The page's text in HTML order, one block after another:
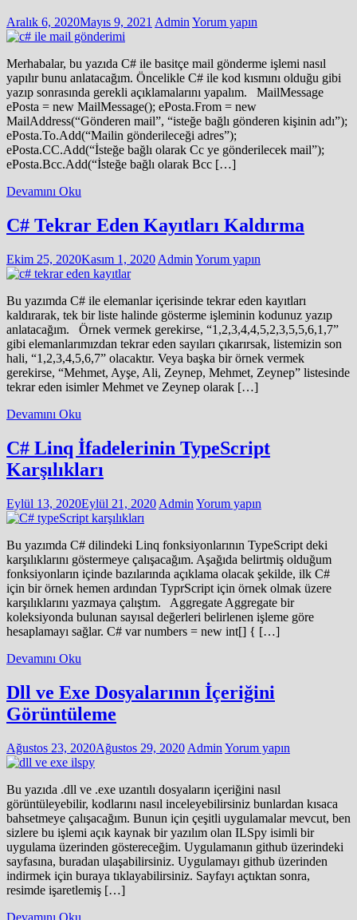
Aralık 6, 2020Mayıs 9, 2021 Admin Yorum yapın
Merhabalar, bu yazıda C# ile basitçe mail gönderme işlemi nasıl
yapılır bunu anlatacağım. Öncelikle C# ile kod kısmını olduğu gibi
yazıp sonrasında gerekli açıklamalarını yapalım. MailMessage
ePosta = new MailMessage(); ePosta.From = new
MailAddress(“Gönderen mail”, “isteğe bağlı gönderen kişinin adı”);
ePosta.To.Add(“Mailin gönderileceği adres”);
ePosta.CC.Add(“İsteğe bağlı olarak Cc ye gönderilecek mail”);
ePosta.Bcc.Add(“İsteğe bağlı olarak Bcc […]
Devamını Oku
C# Tekrar Eden Kayıtları Kaldırma
Ekim 25, 2020Kasım 1, 2020 Admin Yorum yapın
Bu yazımda C# ile elemanlar içerisinde tekrar eden kayıtları
kaldırarak, tek bir liste halinde gösterme işleminin kodunuz yazıp
anlatacağım. Örnek vermek gerekirse, “1,2,3,4,4,5,2,3,5,5,6,1,7”
gibi elemanlarımızdan tekrar eden sayıları çıkarırsak, listemizin son
hali, “1,2,3,4,5,6,7” olacaktır. Veya başka bir örnek vermek
gerekirse, “Mehmet, Ayşe, Ali, Zeynep, Mehmet, Zeynep” listesinde
tekrar eden isimler Mehmet ve Zeynep olarak […]
Devamını Oku
C# Linq İfadelerinin TypeScript
Karşılıkları
Eylül 13, 2020Eylül 21, 2020 Admin Yorum yapın
Bu yazımda C# dilindeki Linq fonksiyonlarının TypeScript deki
karşılıklarını göstermeye çalışacağım. Aşağıda belirtmiş olduğum
fonksiyonların içinde bazılarında açıklama olacak şekilde, ilk C#
için bir örnek hemen ardından TyprScript için örnek olmak üzere
karşılıklarını yazmaya çalıştım. Aggregate Aggregate bir
koleksiyonda bulunan sayısal değerleri belirlenen işleme göre
hesaplamayı sağlar. C# var numbers = new int[] { […]
Devamını Oku
Dll ve Exe Dosyalarının İçeriğini
Görüntüleme
Ağustos 23, 2020Ağustos 29, 2020 Admin Yorum yapın
Bu yazıda .dll ve .exe uzantılı dosyaların içeriğini nasıl
görüntüleyebilir, kodlarını nasıl inceleyebilirsiniz bunlardan kısaca
bahsetmeye çalışacağım. Bunun için çeşitli uygulamalar mevcut, ben
sizlere bu işlemi açık kaynak bir yazılım olan ILSpy isimli bir
uygulama üzerinden göstereceğim. Uygulamanın github üzerindeki
sayfasına, buradan ulaşabilirsiniz. Uygulamayı github üzerinden
indirmek için buraya tıklayabilirsiniz. Sayfayı açtıktan sonra,
resimde işaretlemiş […]
Devamını Oku